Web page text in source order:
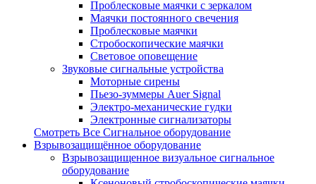
Проблесковые маячки с зеркалом
Маячки постоянного свечения
Проблесковые маячки
Стробоскопические маячки
Световое оповещение
Звуковые сигнальные устройства
Моторные сирены
Пьезо-зуммеры Auer Signal
Электро-механические гудки
Электронные сигнализаторы
Смотреть Все Сигнальное оборудование
Взрывозащищённое оборудование
Взрывозащищенное визуальное сигнальное
оборудование